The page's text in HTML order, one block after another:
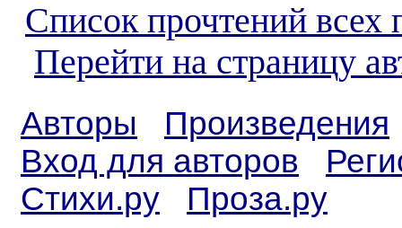
Список прочтений всех
Перейти на страницу
Авторы
Произведения
Вход для авторов
Стихи.ру
Проза.ру